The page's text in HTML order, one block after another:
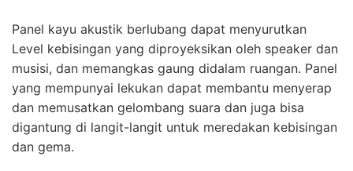
Panel kayu akustik berlubang dapat menyurutkan
Level kebisingan yang diproyeksikan oleh speaker dan
musisi, dan memangkas gaung didalam ruangan. Panel
yang mempunyai lekukan dapat membantu menyerap
dan memusatkan gelombang suara dan juga bisa
digantung di langit-langit untuk meredakan kebisingan
dan gema.